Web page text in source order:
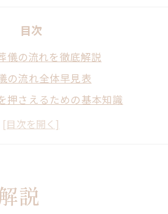
目次
儀の流れを徹底解説
の流れ全体早見表
押さえるための基本知識
がスムーズに進む準備とは
る葬儀の流れをご提案
儀の流れモデルパターン
説